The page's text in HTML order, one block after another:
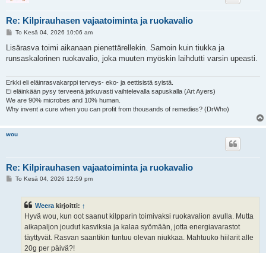
Re: Kilpirauhasen vajaatoiminta ja ruokavalio
V
e
t
To Kesä 04, 2026 10:06 am
Lisärasva toimi aikanaan pienettärellekin. Samoin kuin tiukka ja
runsaskalorinen ruokavalio, joka muuten myöskin laihdutti varsin upeasti.
Erkki eli eläinrasvakarppi terveys- eko- ja eettisistä syistä.
Ei eläinkään pysy terveenä jatkuvasti vaihtelevalla sapuskalla (Art Ayers)
We are 90% microbes and 10% human.
Why invent a cure when you can profit from thousands of remedies? (DrWho)
wou
Re: Kilpirauhasen vajaatoiminta ja ruokavalio
VTo Kesä 04, 2026 12:59 pm
Weera kirjoitti: ↑
Hyvä wou, kun oot saanut kilpparin toimivaksi ruokavalion avulla. Mutta
aikapaljon joudut kasviksia ja kalaa syömään, jotta energiavarastot
täyttyvät. Rasvan saantikin tuntuu olevan niukkaa. Mahtuuko hiilarit alle
20g per päivä?!